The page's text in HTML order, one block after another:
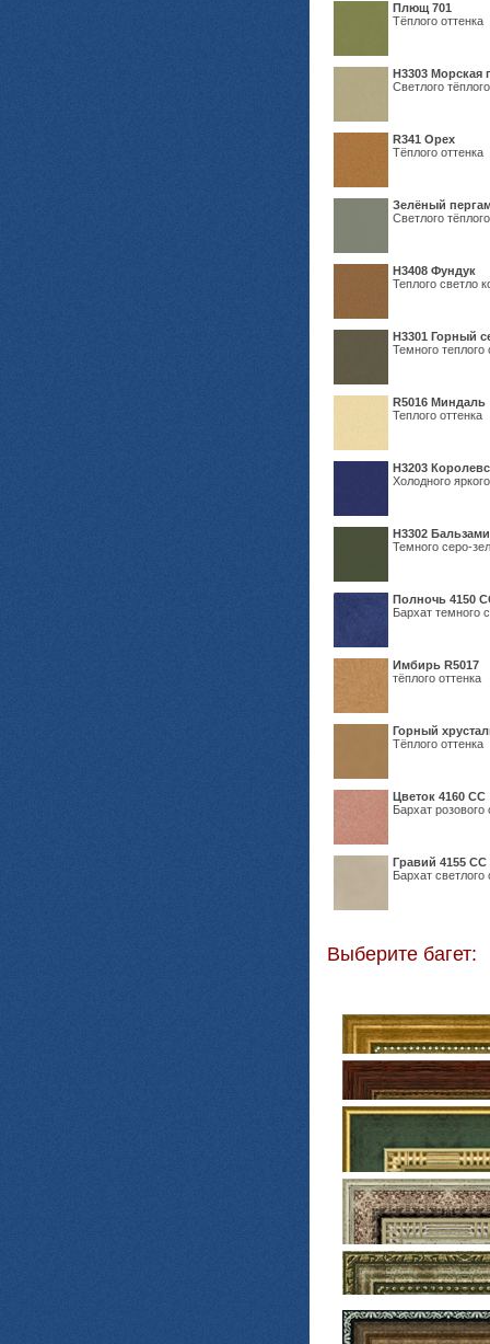
Плющ 701
Тёплого оттенка
H3303 Морская
Светлого
R341 Орех
Тёплого оттенка
Зелёный
Светлого
Н3408 Фундук
Теплого светло
Н3301 Горный
Темного теплого
R5016 Миндаль
Теплого оттенка
Н3203
Холодного
Н3302
Темного серо-
Полночь 4150
Бархат темного
Имбирь R5017
тёплого оттенка
Горный
Тёплого оттенка
Цветок 4160 СС
Бархат розового
Гравий 4155 СС
Бархат светлого
Выберите багет: